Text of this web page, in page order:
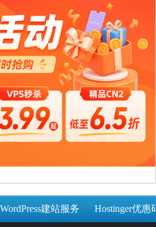
WordPress建站服务 Hostinger优惠